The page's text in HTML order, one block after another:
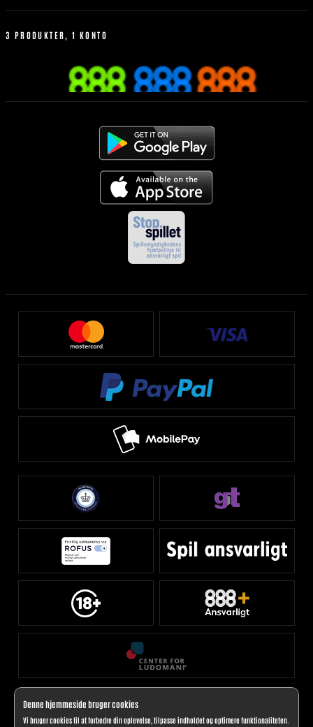
Livespil
Betting Historik
Regler for sportsvæddemål
3 PRODUKTER, 1 KONTO
Denne hjemmeside bruger cookies
Vi bruger cookies til at forbedre din oplevelse, tilpasse indholdet og optimere funktionaliteten.